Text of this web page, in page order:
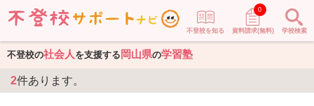
不登校を知る 資料請求(無料)
0
学校検索
不登校の社会人 を支援する 岡山県の学習塾
2件あります。